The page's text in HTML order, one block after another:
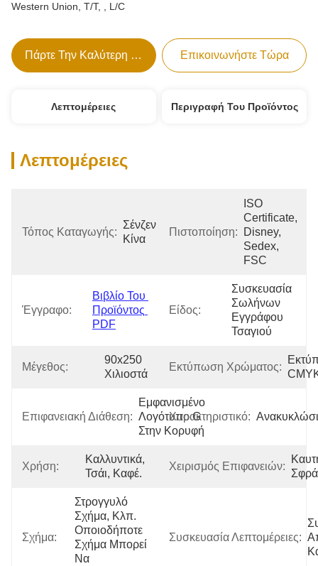
Western Union, T/T, , L/C
Πάρτε Την Καλύτερη Τιμή Επικοινωνήστε Τώρα
Λεπτομέρειες Περιγραφή Του Προϊόντος
Λεπτομέρειες
Τόπος Καταγωγής:
Σένζεν
Κίνα
Πιστοποίηση:
ISO
Certificate,
Disney,
Sedex,
FSC
Έγγραφο:
Βιβλίο Του
Προϊόντος
PDF
Είδος:
Συσκευασία
Σωλήνων
Εγγράφου
Τσαγιού
Μέγεθος:
90x250
Χιλιοστά
Εκτύπωση Χρώματος:
Επιφανειακή Διάθεση:
Εμφανισμένο
Λογότυπο G
Στην Κορυφή
Χαρακτηριστικό:
Χρήση:
Καλλυντικά,
Τσάι, Καφέ.
Χειρισμός Επιφανειών:
Σχήμα:
Στρογγυλό
Σχήμα, Κλπ.
Οποιοδήποτε
Σχήμα Μπορεί
Να
Συσκευασία Λεπτομέρειες: